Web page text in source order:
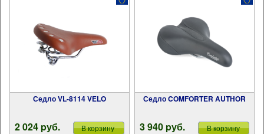
Седло VL-8114 VELO
2 024 pуб. В корзину
Седло COMFORTER AUTHOR
3 940 pуб. В корзину